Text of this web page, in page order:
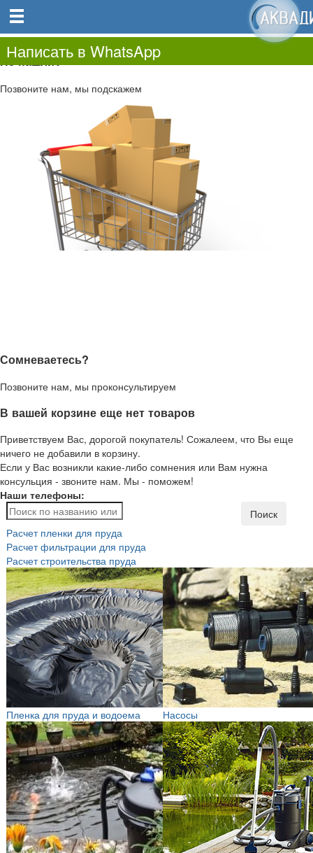
0.00
0
Не нашли?
Позвоните нам, мы подскажем
Сомневаетесь?
Позвоните нам, мы проконсультируем
В вашей корзине еще нет товаров
Приветствуем Вас, дорогой покупатель! Сожалеем, что Вы еще
ничего не добавили в корзину.
Если у Вас возникли какие-либо сомнения или Вам нужна
консульция - звоните нам. Мы - поможем!
Наши телефоны:
Написать в WhatsApp
Поиск
Расчет пленки для пруда
Расчет фильтрации для пруда
Расчет строительства пруда
Пленка для пруда и водоема Насосы